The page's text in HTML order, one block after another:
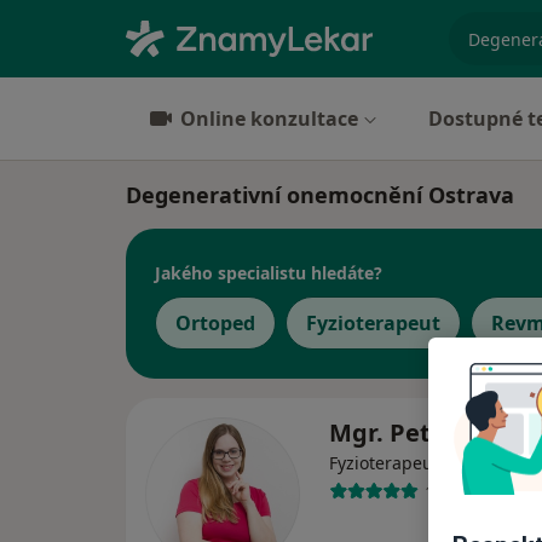
Online konzultace Dostupné
Degenerativní onemocnění Ostrava
Jakého specialistu hledáte?
Ortoped Fyzioterapeut
Mgr. Petra
Fyzioterapeut Více
10 názorů